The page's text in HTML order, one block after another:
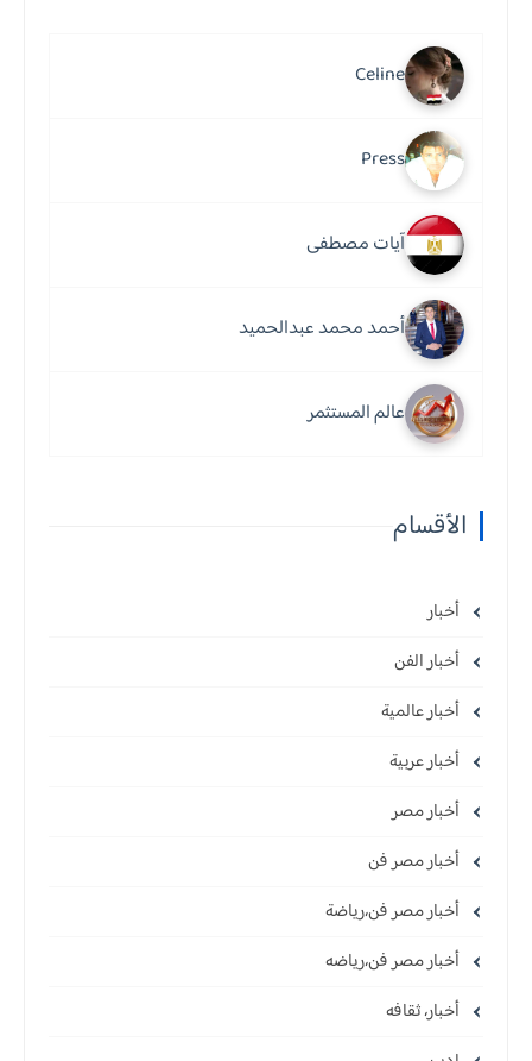
Celine
Press
آيات مصطفى
أحمد محمد عبدالحميد
عالم المستثمر
الأقسام
أخبار
أخبار الفن
أخبار عالمية
أخبار عربية
أخبار مصر
أخبار مصر فن
أخبار مصر فن،رياضة
أخبار مصر فن،رياضه
أخبار، ثقافه